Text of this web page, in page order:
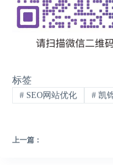
标签
#SEO网站优化 #凯
上一篇：